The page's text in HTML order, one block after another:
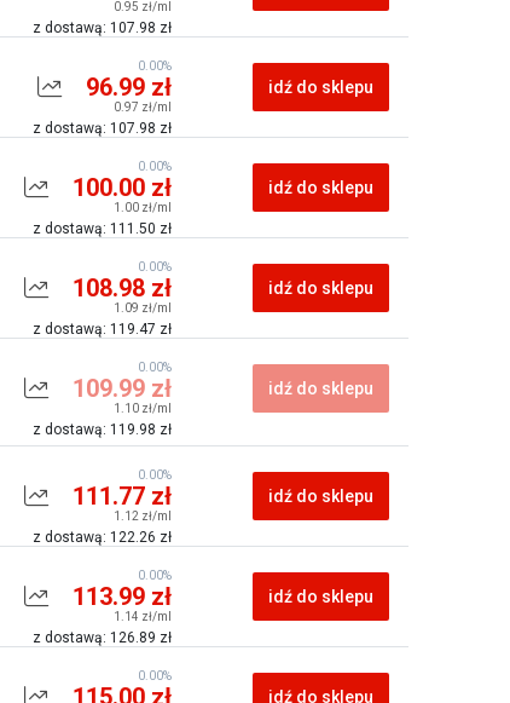
0.95 zł/ml
z dostawą: 107.98 zł
96.99 zł
0.97 zł/ml
z dostawą: 107.98 zł
0.00%
idź do sklepu
100.00 zł
1.00 zł/ml
z dostawą: 111.50 zł
0.00%
idź do sklepu
108.98 zł
1.09 zł/ml
z dostawą: 119.47 zł
0.00%
idź do sklepu
109.99 zł
1.10 zł/ml
z dostawą: 119.98 zł
0.00%
idź do sklepu
111.77 zł
1.12 zł/ml
z dostawą: 122.26 zł
0.00%
idź do sklepu
113.99 zł
1.14 zł/ml
z dostawą: 126.89 zł
0.00%
idź do sklepu
115.00 zł
0.00%
idź do sklepu